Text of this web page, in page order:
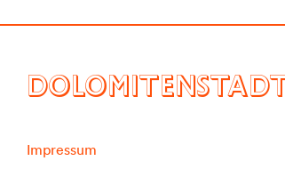
DOLOMITENSTADT
Impressum